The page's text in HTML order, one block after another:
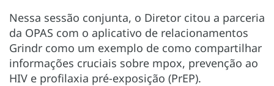
Nessa sessão conjunta, o Diretor citou a parceria
da OPAS com o aplicativo de relacionamentos
Grindr como um exemplo de como compartilhar
informações cruciais sobre mpox, prevenção ao
HIV e profilaxia pré-exposição (PrEP).